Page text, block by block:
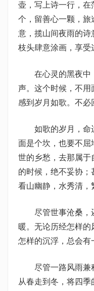
壶，写上诗一行，在
个，留善心一颗，旅
意，揽山间夜雨的诗
枝头肆意涂画，享受
在心灵的黑夜中
声。这个时候，不用
感到岁月如歌。不必
如歌的岁月，命
面是个坎，也要不屈
世的乡愁，去那属于
的时候，绝不妥协；
看山幽静，水秀清，
尽管世事沧桑，
暖。无论历经怎样
怎样的沉浮，总会有
尽管一路风雨兼
从春走到冬，将四